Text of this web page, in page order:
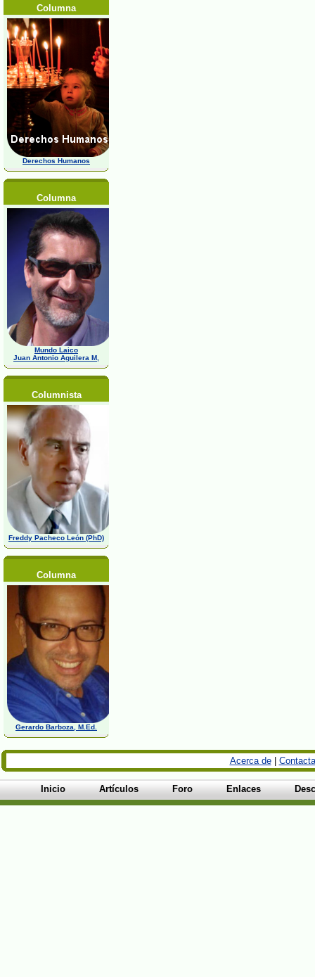
Columna
Derechos Humanos
Columna
Mundo Laico
Juan Antonio Aguilera M,
Columnista
Freddy Pacheco León (PhD)
Columna
Gerardo Barboza, M.Ed.
Acerca de|
Inicio Artículos Foro Enlaces